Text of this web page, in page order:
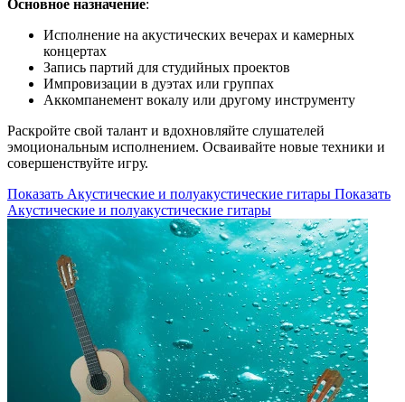
Основное назначение:
Исполнение на акустических вечерах и камерных
концертах
Запись партий для студийных проектов
Импровизации в дуэтах или группах
Аккомпанемент вокалу или другому инструменту
Раскройте свой талант и вдохновляйте слушателей
эмоциональным исполнением. Осваивайте новые техники и
совершенствуйте игру.
Показать Акустические и полуакустические гитары Показать
Акустические и полуакустические гитары